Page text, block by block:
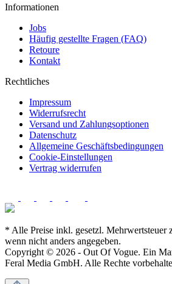
Informationen
Jobs
Häufig gestellte Fragen (FAQ)
Retoure
Kontakt
Rechtliches
Impressum
Widerrufsrecht
Versand und Zahlungsoptionen
Datenschutz
Allgemeine Geschäftsbedingungen
Cookie-Einstellungen
Vertrag widerrufen
* Alle Preise inkl. gesetzl. Mehrwertsteuer
wenn nicht anders angegeben.
Copyright © 2026 - Out Of Vogue. Ein
Feral Media GmbH. Alle Rechte